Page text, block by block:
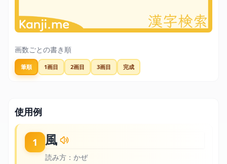
画数ごとの書き順
筆順 1画目 2画目 3画目 完成
使用例
1 風
読み方： かぜ